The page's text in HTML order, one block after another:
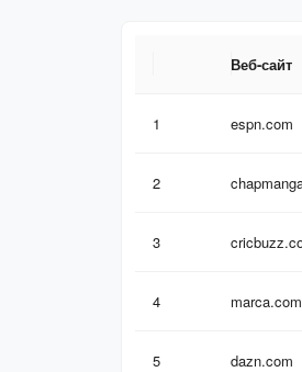
Веб-сайт
1
espn.com
2
3
4 marca.com
5 dazn.com